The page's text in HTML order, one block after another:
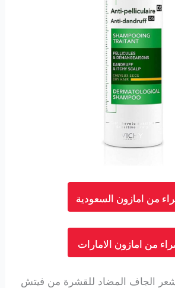
من امازون السعودية
من امازون الامارات
الجاف المضاد للقشرة من فيتش